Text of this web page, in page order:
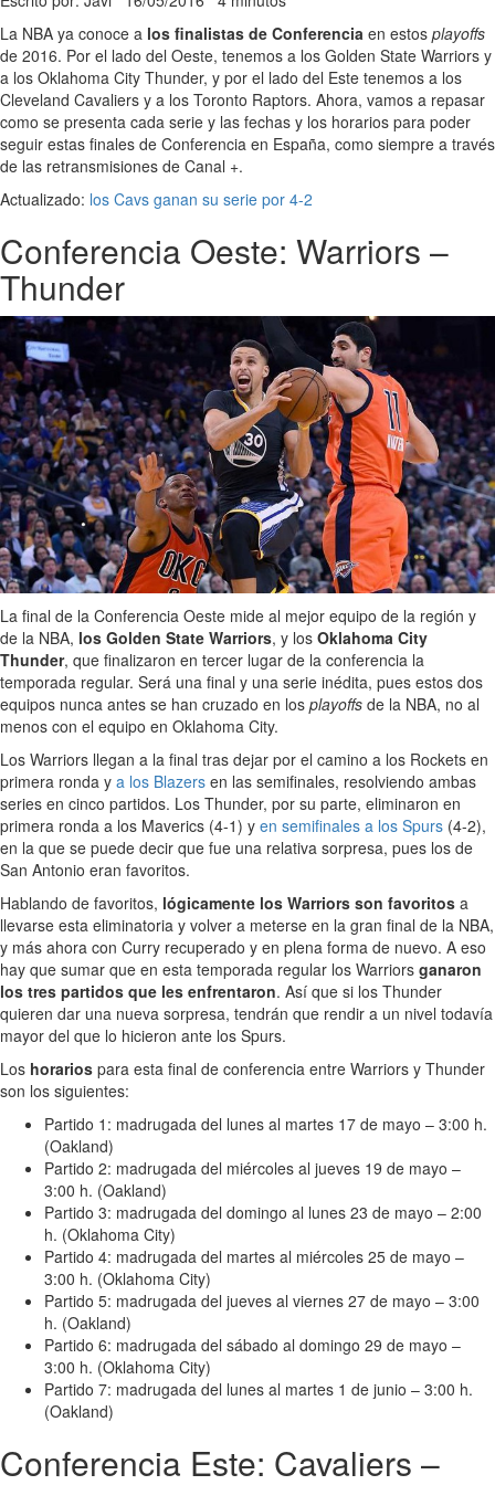
La NBA ya conoce a los finalistas de Conferencia en estos playoffs
de 2016. Por el lado del Oeste, tenemos a los Golden State Warriors y
a los Oklahoma City Thunder, y por el lado del Este tenemos a los
Cleveland Cavaliers y a los Toronto Raptors. Ahora, vamos a repasar
como se presenta cada serie y las fechas y los horarios para poder
seguir estas finales de Conferencia en España, como siempre a través
de las retransmisiones de Canal +.
Actualizado: los Cavs ganan su serie por 4-2
Conferencia Oeste: Warriors –
Thunder
La final de la Conferencia Oeste mide al mejor equipo de la región y
de la NBA, los Golden State Warriors, y los Oklahoma City
Thunder, que finalizaron en tercer lugar de la conferencia la
temporada regular. Será una final y una serie inédita, pues estos dos
equipos nunca antes se han cruzado en los playoffs de la NBA, no al
menos con el equipo en Oklahoma City.
Los Warriors llegan a la final tras dejar por el camino a los Rockets en
primera ronda y a los Blazers en las semifinales, resolviendo ambas
series en cinco partidos. Los Thunder, por su parte, eliminaron en
primera ronda a los Maverics (4-1) y en semifinales a los Spurs (4-2),
en la que se puede decir que fue una relativa sorpresa, pues los de
San Antonio eran favoritos.
Hablando de favoritos, lógicamente los Warriors son favoritos a
llevarse esta eliminatoria y volver a meterse en la gran final de la NBA,
y más ahora con Curry recuperado y en plena forma de nuevo. A eso
hay que sumar que en esta temporada regular los Warriors ganaron
los tres partidos que les enfrentaron. Así que si los Thunder
quieren dar una nueva sorpresa, tendrán que rendir a un nivel todavía
mayor del que lo hicieron ante los Spurs.
Los horarios para esta final de conferencia entre Warriors y Thunder
son los siguientes:
Partido 1: madrugada del lunes al martes 17 de mayo – 3:00 h.
(Oakland)
Partido 2: madrugada del miércoles al jueves 19 de mayo –
3:00 h. (Oakland)
Partido 3: madrugada del domingo al lunes 23 de mayo – 2:00
h. (Oklahoma City)
Partido 4: madrugada del martes al miércoles 25 de mayo –
3:00 h. (Oklahoma City)
Partido 5: madrugada del jueves al viernes 27 de mayo – 3:00
h. (Oakland)
Partido 6: madrugada del sábado al domingo 29 de mayo –
3:00 h. (Oklahoma City)
Partido 7: madrugada del lunes al martes 1 de junio – 3:00 h.
(Oakland)
Conferencia Este: Cavaliers –